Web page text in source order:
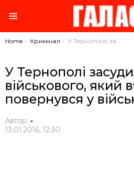
You are here:
Home Кримінал У Тернополі засудили військового, який вчасно не повернувся у військову частину
У Тернополі
військового, який
повернувся у
Автор: -
13.01.2016, 12:30